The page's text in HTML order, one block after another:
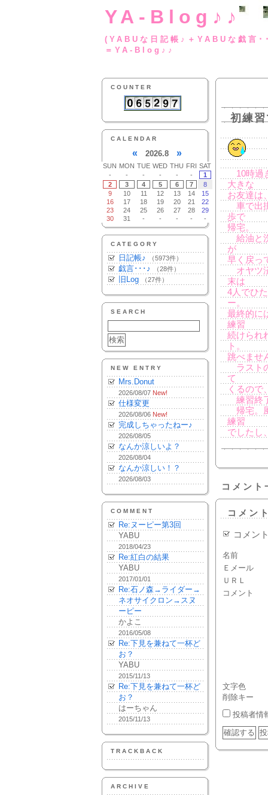
YA-Blog♪♪
(YABUな日記帳♪
＝YA-Blog♪♪
COUNTER
CALENDAR
« 2026.8 »
SUN MON TUE WED THU FRI SAT
-
- - - - -
1
2
3 4 5 6 7
8
9
10 11 12 13 14
15
16
17 18 19 20 21
22
23
24 25 26 27 28
29
30
31 - - - - -
CATEGORY
日記帳♪ （5973件）
戯言･･･♪ （28件）
旧Log （27件）
SEARCH
NEW ENTRY
Mrs.Donut
2026/08/07 New!
仕様変更
2026/08/06 New!
完成しちゃったねー♪
2026/08/05
なんか涼しいよ？
2026/08/04
なんか涼しい！？
2026/08/03
COMMENT
Re:ヌーピー第3回
YABU
2018/04/23
Re:紅白の結果
YABU
2017/01/01
Re:石ノ森→ライダー→
ネオサイクロン→スヌ
ーピー
かよこ
2016/05/08
Re:下見を兼ねて一杯ど
お？
YABU
2015/11/13
Re:下見を兼ねて一杯ど
お？
はーちゃん
2015/11/13
TRACKBACK
ARCHIVE
初練
10時過
大きな
お友達は
車で出
歩で
帰宅。
給油と
が
早く戻っ
オヤツ
末は
4人でひ
ー。
最終的に
練習
続けられ
ト。
跳べませ
ラスト
て
くるので
練習終
帰宅。
練習
でしたし
コメント
コメン
コメン
名前
Ｅメール
ＵＲＬ
コメント
文字色
削除キー
投稿者情